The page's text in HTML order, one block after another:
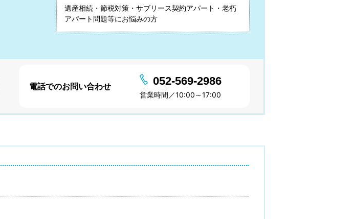
遺産相続・節税対策・サブリース契約アパート・老朽
アパート問題等にお悩みの方
電話でのお問い合わせ 052-569-2986
営業時間／10:00～17:00